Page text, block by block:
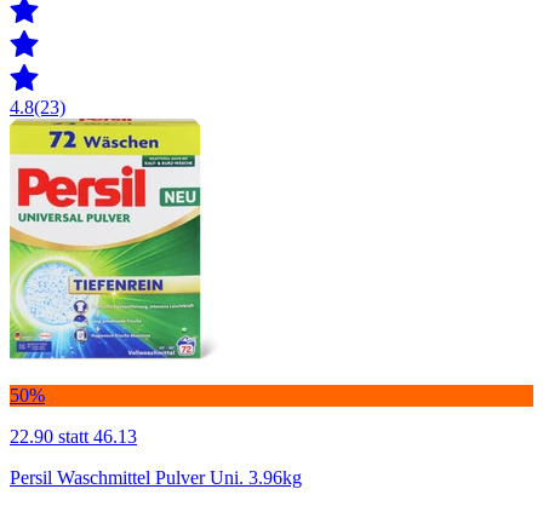
4.8(23)
50%
22.90 statt 46.13
Persil Waschmittel Pulver Uni. 3.96kg